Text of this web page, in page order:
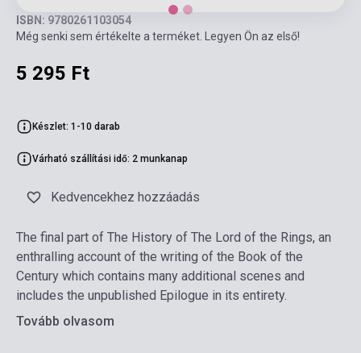
ISBN: 9780261103054
Még senki sem értékelte a terméket. Legyen Ön az első!
5 295 Ft
Készlet: 1-10 darab
Várható szállítási idő: 2 munkanap
Kedvencekhez hozzáadás
The final part of The History of The Lord of the Rings, an
enthralling account of the writing of the Book of the
Century which contains many additional scenes and
includes the unpublished Epilogue in its entirety.
Tovább olvasom